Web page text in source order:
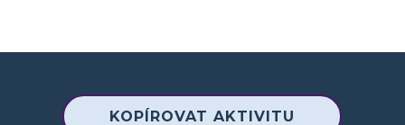
KOPÍROVAT AKTIVITU